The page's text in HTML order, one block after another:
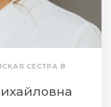
СЕСТРА В